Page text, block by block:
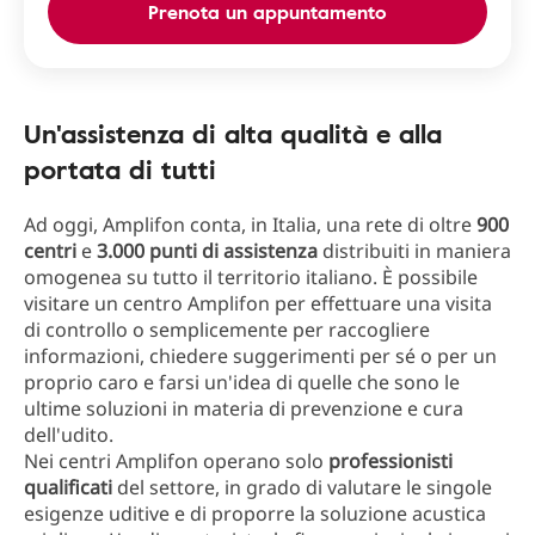
Prenota un appuntamento
Un'assistenza di alta qualità e alla
portata di tutti
Ad oggi, Amplifon conta, in Italia, una rete di oltre900
centri e3.000 punti di assistenza distribuiti in maniera
omogenea su tutto il territorio italiano. È possibile
visitare un centro Amplifon per effettuare una visita
di controllo o semplicemente per raccogliere
informazioni, chiedere suggerimenti per sé o per un
proprio caro e farsi un'idea di quelle che sono le
ultime soluzioni in materia di prevenzione e cura
dell'udito.
Nei centri Amplifon operano solo professionisti
qualificati del settore, in grado di valutare le singole
esigenze uditive e di proporre la soluzione acustica